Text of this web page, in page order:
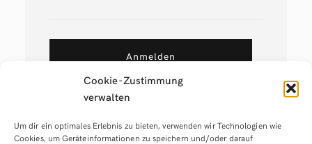
Cookie-Zustimmung
verwalten
Um dir ein optimales Erlebnis zu bieten, verwenden wir Technologien wie
Cookies, um Geräteinformationen zu speichern und/oder darauf
Anmelden